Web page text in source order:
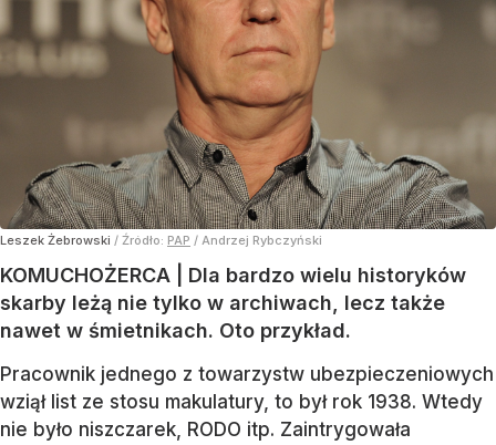
Leszek Żebrowski / Źródło: PAP / Andrzej Rybczyński
KOMUCHOŻERCA | Dla bardzo wielu historyków
skarby leżą nie tylko w archiwach, lecz także
nawet w śmietnikach. Oto przykład.
Pracownik jednego z towarzystw ubezpieczeniowych
wziął list ze stosu makulatury, to był rok 1938. Wtedy
nie było niszczarek, RODO itp. Zaintrygowała